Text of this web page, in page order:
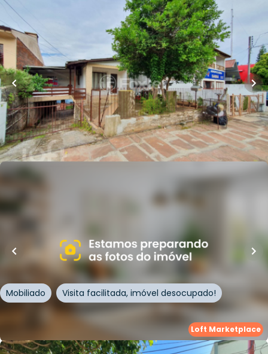
Loft Marketplace
R$
169m² 2banheiros•4vagas
Casa
Avenida Vereador Adão Rodrigues de Oliveira,Ideal,
Novo Hamburgo
Whatsapp
Cód.244948
Loft Marketplace
R$ 790.000,00
banheiros•2 vagas
Avenida Vereador Adão Rodrigues de Oliveira
Novo Hamburgo
Mobiliado Visita facilitada, imóvel desocupado!
Whatsapp